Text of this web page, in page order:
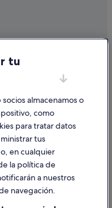
contenido
vacacional
tu
socios almacenamos o
como
para tratar datos
tus
en cualquier
la política de
a nuestros
navegación.